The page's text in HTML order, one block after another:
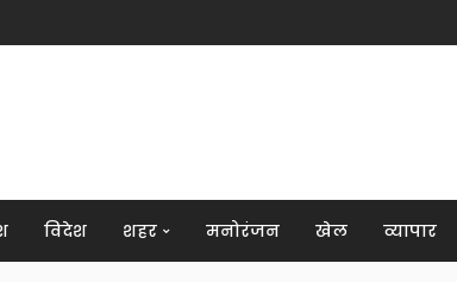
विदेश शहर मनोरंजन खेल व्यापार